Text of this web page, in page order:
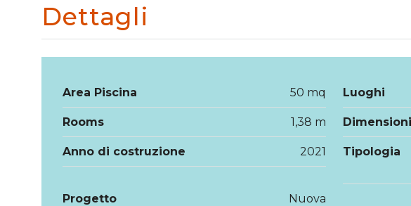
Dettagli
Area Piscina 50 mq Luoghi
Rooms 1,38 m Dimensioni
Anno di costruzione 2021 Tipologia
Progetto
Nuova